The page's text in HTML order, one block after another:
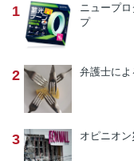
1 ニュープロ
プ
2 弁護士に
3 オピニオン